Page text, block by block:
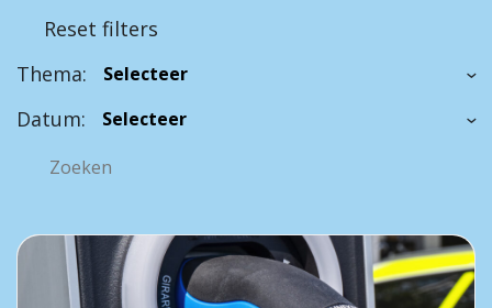
Reset filters
Thema:
Datum: